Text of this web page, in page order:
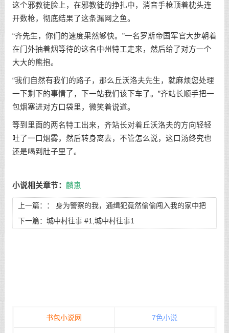
这个邪教徒脸上，在邪教徒的挣扎中，消音手枪顶着枕头连
开数枪，彻底结果了这条漏网之鱼。
“齐先生，你们的速度果然够快。”一名罗斯帝国军官大步朝着
在门外抽着烟等待的这名中州特工走来，然后给了对方一个
大大的熊抱。
“我们自然有我们的路子，那么丘沃洛夫先生，就麻烦您处理
一下剩下的事情了，下一站我们该下车了。”齐站长顺手把一
包烟塞进对方口袋里，微笑着说道。
等到里面的两名特工出来，齐站长对着丘沃洛夫的方向轻轻
吐了一口烟雾，然后转身离去，不管怎么说，这口汤终究也
还是喝到肚子里了。
小说相关章节： 麟崽
上一篇：： 身为警察的我，通缉犯竟然偷偷闯入我的家中把
我妻子调教成母狗，最后妻子为了保护通缉犯竟然将我杀害
下一篇： 城中村往事 #1,城中村往事1
书包小说网 7色小说